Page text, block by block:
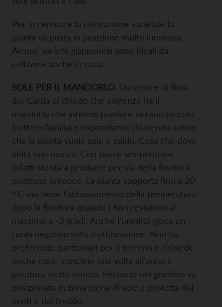
Per accentuare la colorazione varietale la
pianta va posta in posizione molto luminosa.
Alcune varietà giapponesi sono ideali da
coltivare anche in casa.
SOLE PER IL MANDORLO. Un lettore di Riva
del Garda ci chiede che esigenze ha il
mandorlo che intende piantare nel suo piccolo
frutteto familiare rispondiamo chiarendo subito
che la pianta vuole sole e caldo. Cosa che dove
abita non manca. Con basse temperature
infatti stenta a produrre per via della fioritura
piuttosto precoce. La pianta sopporta fino a 20
° C ma teme l’abbassamento della temperatura
dopo la fioritura quando i fiori resistono al
massimo a -3 gradi. Anche l’umidità gioca un
ruolo negativo sulla fruttificazione. Non ha
preferenze particolari per il terreno e richiede
poche cure: concime una volta all’anno e
potatura molto ridotta. Pertanto nel giardino va
posizionato in zona piena di sole e protetta dai
venti e dal freddo.